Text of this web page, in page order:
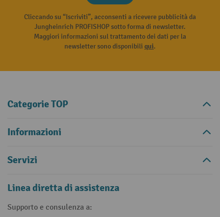
Cliccando su “Iscriviti”, acconsenti a ricevere pubblicità da
Jungheinrich PROFISHOP sotto forma di newsletter.
Maggiori informazioni sul trattamento dei dati per la
newsletter sono disponibili qui.
Categorie TOP
Informazioni
Servizi
Linea diretta di assistenza
Supporto e consulenza a: